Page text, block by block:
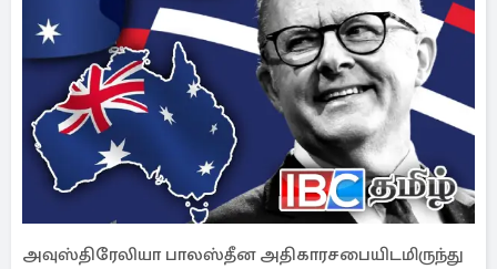
அவுஸ்திரேலியா பாலஸ்தீன அதிகாரசபையிடமிருந்து